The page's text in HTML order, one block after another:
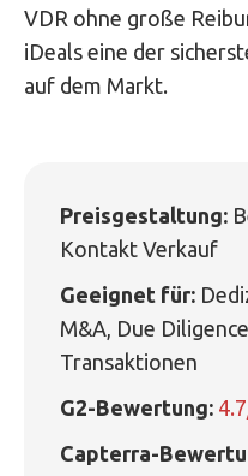
VDR ohne große
iDeals eine der
auf dem Markt.
Preisgestaltung:
Kontakt Verkauf
Geeignet für:
M&A, Due
Transaktionen
G2-Bewertung:
Capterra-